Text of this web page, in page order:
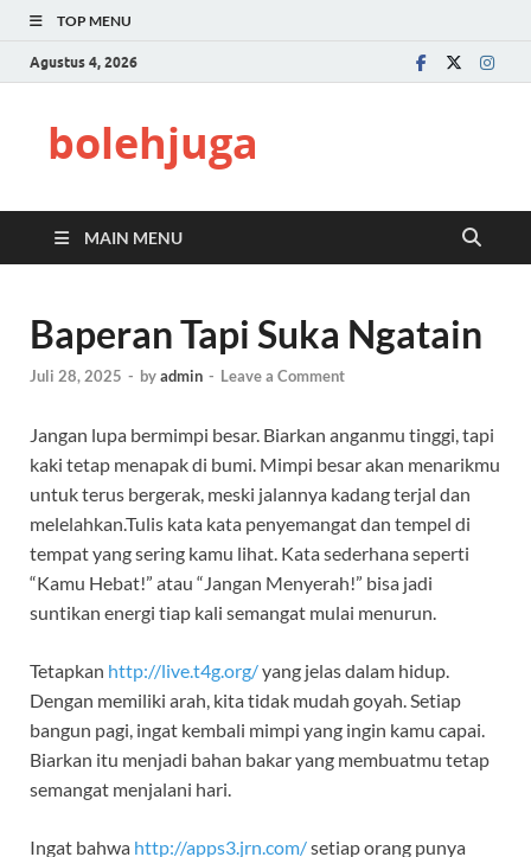
TOP MENU
Agustus 4, 2026
bolehjuga
MAIN MENU
Baperan Tapi Suka Ngatain
Juli 28, 2025 - byadmin - Leave a Comment
Jangan lupa bermimpi besar. Biarkan anganmu tinggi, tapi
kaki tetap menapak di bumi. Mimpi besar akan menarikmu
untuk terus bergerak, meski jalannya kadang terjal dan
melelahkan.Tulis kata kata penyemangat dan tempel di
tempat yang sering kamu lihat. Kata sederhana seperti
“Kamu Hebat!” atau “Jangan Menyerah!” bisa jadi
suntikan energi tiap kali semangat mulai menurun.
Tetapkan http://live.t4g.org/yang jelas dalam hidup.
Dengan memiliki arah, kita tidak mudah goyah. Setiap
bangun pagi, ingat kembali mimpi yang ingin kamu capai.
Biarkan itu menjadi bahan bakar yang membuatmu tetap
semangat menjalani hari.
Ingat bahwa http://apps3.jrn.com/setiap orang punya